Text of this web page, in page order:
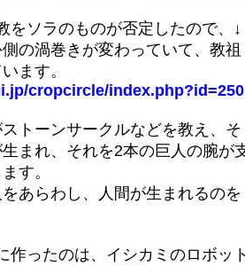
をソラのものが否定したので、↓
の渦巻きが変わっていて、教祖
ます。
cropcircle/index.php?id=250
トーンサークルなどを教え、そ
まれ、それを2本の巨人の腕が
す。
あらわし、人間が生まれるのを
作ったのは、イシカミのロボッ